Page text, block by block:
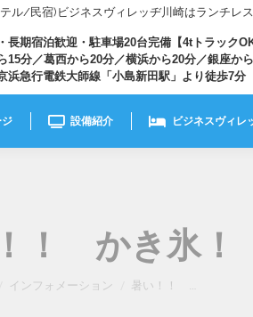
/民宿)ビジネスヴィレッヂ川崎はランチレ
長期宿泊歓迎・駐車場20台完備【4tトラックOK
15分／葛西から20分／横浜から20分／銀座か
浜急行電鉄大師線「小島新田駅」より徒歩7分
ジ 設備紹介 ビジネスヴィレ
！ かき氷！
here:
インフォメーション 暑い！！ …